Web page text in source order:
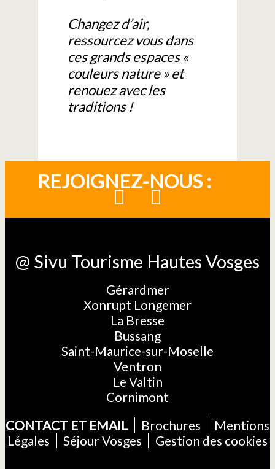
Changez d’air,
ressourcez vous dans
ces grands espaces «
couleurs nature » et
renouez avec les
traditions !
REJOIGNEZ-NOUS :
@ Sivu Tourisme Hautes Vosges
Gérardmer
Xonrupt Longemer
La Bresse
Bussang
Saint-Maurice-sur-Moselle
Ventron
Le Valtin
Cornimont
CONTACT ET EMAIL
Brochures
Mentions
Légales
Séjour Vosges Gestion des cookies